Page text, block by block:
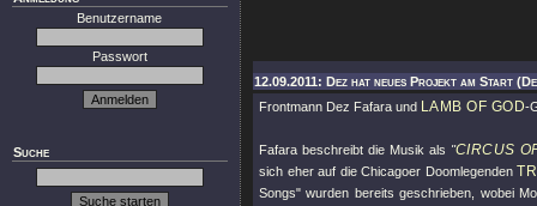
Benutzername
Passwort
Suche
12.09.2011: Dez hat neues Projekt am Start
Frontmann Dez Fafara und LAMB OF GOD-
Fafara beschreibt die Musik als "CIRCUS
sich eher auf die Chicagoer Doomlegenden
Songs" wurden bereits geschrieben, wobei